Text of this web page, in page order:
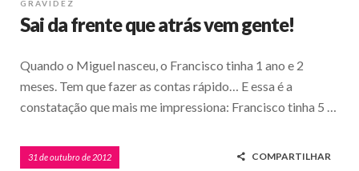
GRAVIDEZ
Sai da frente que atrás vem gente!
Quando o Miguel nasceu, o Francisco tinha 1 ano e 2
meses. Tem que fazer as contas rápido… E essa é a
constatação que mais me impressiona: Francisco tinha 5 …
31 de outubro de 2012 COMPARTILHAR